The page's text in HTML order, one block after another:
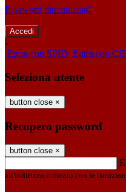
Password dimenticata?
-
Entra con SPID Entra con
Seleziona utente
button close ×
Recupero password
button close ×
all'indirizzo indicato con le